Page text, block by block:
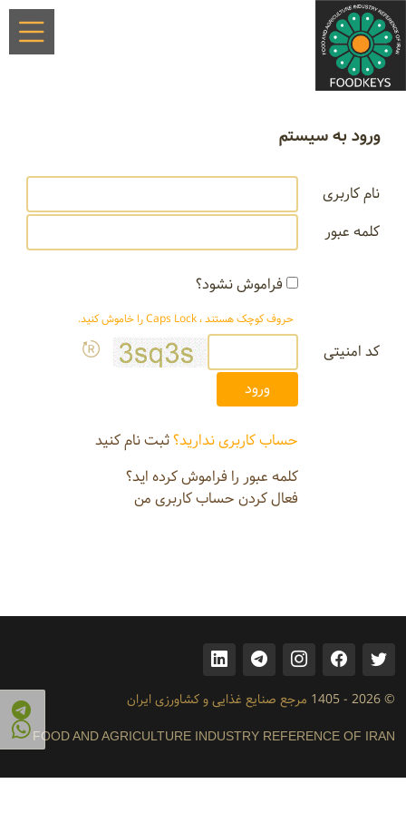
ورود به سیستم
نام کاربری
کلمه عبور
فراموش نشود؟
حروف کوچک هستند ، Caps Lock را خاموش کنید.
کد امنیتی
حساب کاربری ندارید؟ثبت نام کنید
کلمه عبور را فراموش کرده اید؟
فعال کردن حساب کاربری من
© 2026 - 1405 مرجع صنایع غذایی و کشاورزی ایران
FOOD AND AGRICULTURE INDUSTRY REFERENCE OF IRAN